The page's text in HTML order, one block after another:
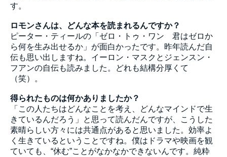
す。
ロモンさんは、どんな本を読まれるんですか？
ピーター・ティールの「ゼロ・トゥ・ワン 君はゼロか
ら何を生み出せるか」が面白かったです。昨年読んだ自
伝も思い出しますね。イーロン・マスクとジェンスン・
フアンの自伝も読みました。どれも結構分厚くて
（笑）。
得られたものは何かありましたか？
「この人たちはどんなことを考え、どんなマインドで生
きているんだろう」と思って読んだんですが、こうした
素晴らしい方々には共通点があると思いました。効率よ
く生きているということですね。僕はドラマや映画を観
ていても、“休む”ことがなかなかできないんです。純粋